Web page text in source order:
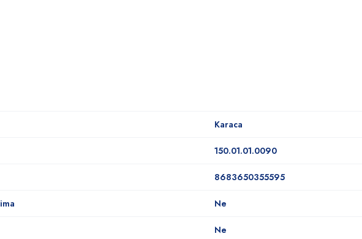
Karaca
150.01.01.0090
8683650355595
Ne
Ne